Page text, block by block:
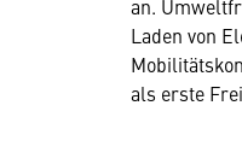
an.
Laden von
als erste